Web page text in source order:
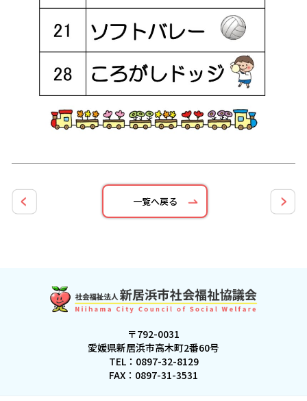
一覧へ戻る
〒792-0031
愛媛県新居浜市高木町2番60号
TEL： 0897-32-8129
FAX：0897-31-3531